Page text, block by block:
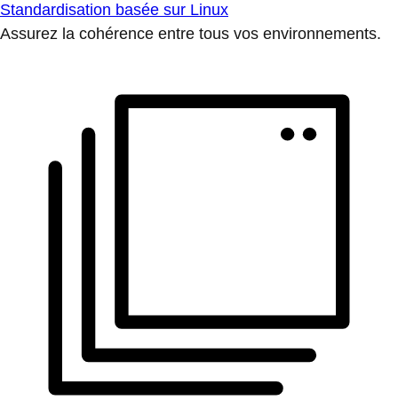
Standardisation basée sur Linux
Assurez la cohérence entre tous vos environnements.